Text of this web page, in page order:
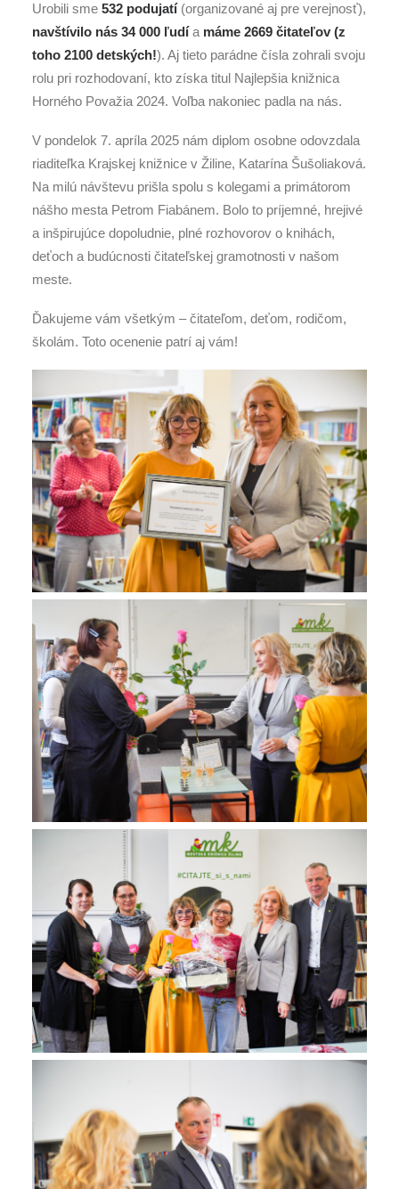
Urobili sme 532 podujatí(organizované aj pre verejnosť),
navštívilo nás 34 000 ľudía máme 2669 čitateľov (z
toho 2100 detských!). Aj tieto parádne čísla zohrali svoju
rolu pri rozhodovaní, kto získa titul Najlepšia knižnica
Horného Považia 2024. Voľba nakoniec padla na nás.
V pondelok 7. apríla 2025 nám diplom osobne odovzdala
riaditeľka Krajskej knižnice v Žiline, Katarína Šušoliaková.
Na milú návštevu prišla spolu s kolegami a primátorom
nášho mesta Petrom Fiabánem. Bolo to príjemné, hrejivé
a inšpirujúce dopoludnie, plné rozhovorov o knihách,
deťoch a budúcnosti čitateľskej gramotnosti v našom
meste.
Ďakujeme vám všetkým – čitateľom, deťom, rodičom,
školám. Toto ocenenie patrí aj vám!